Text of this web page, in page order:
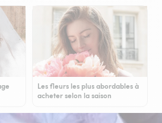
Les fleurs les plus abordables à
acheter selon la saison